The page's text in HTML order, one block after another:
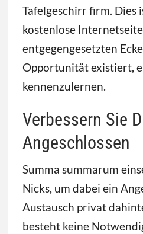
Tafelgeschirr firm. Dies
kostenlose
entgegengesetzten
Opportunität existiert,
kennenzulernen.
Verbessern Sie
Angeschlossen
Summa summarum
Nicks, um dabei ein
Austausch privat
besteht keine